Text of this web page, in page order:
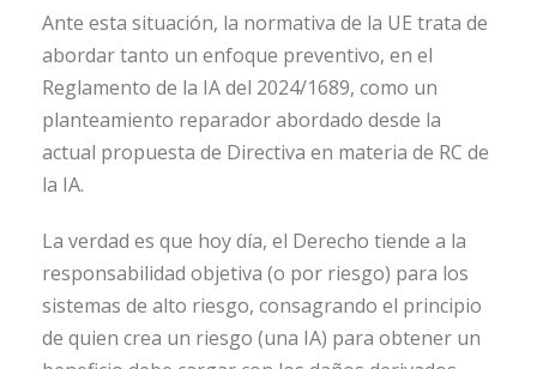
Ante esta situación, la normativa de la UE trata de
abordar tanto un enfoque preventivo, en el
Reglamento de la IA del 2024/1689, como un
planteamiento reparador abordado desde la
actual propuesta de Directiva en materia de RC de
la IA.
La verdad es que hoy día, el Derecho tiende a la
responsabilidad objetiva (o por riesgo) para los
sistemas de alto riesgo, consagrando el principio
de quien crea un riesgo (una IA) para obtener un